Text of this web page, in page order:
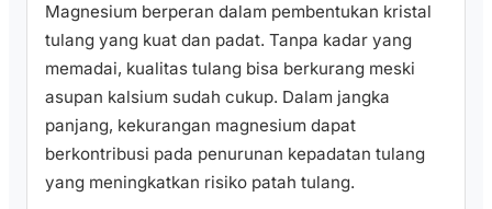
Magnesium berperan dalam pembentukan kristal
tulang yang kuat dan padat. Tanpa kadar yang
memadai, kualitas tulang bisa berkurang meski
asupan kalsium sudah cukup. Dalam jangka
panjang, kekurangan magnesium dapat
berkontribusi pada penurunan kepadatan tulang
yang meningkatkan risiko patah tulang.